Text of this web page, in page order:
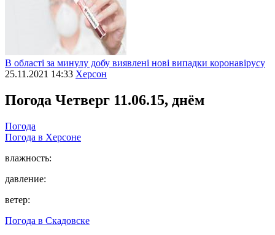
В області за минулу добу виявлені нові випадки коронавірусу
25.11.2021 14:33 Херсон
Погода Четверг 11.06.15, днём
Погода
Погода в Херсоне
влажность:
давление:
ветер:
Погода в Скадовске